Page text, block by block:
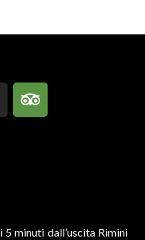
5 minuti dall’uscita Rimini